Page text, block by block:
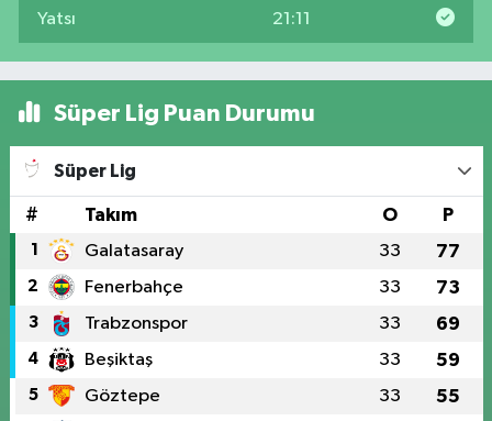
Yatsı 21:11
Süper Lig Puan Durumu
Süper Lig
# Takım O P
1 Galatasaray 33 77
2 Fenerbahçe 33 73
3 Trabzonspor 33 69
4 Beşiktaş 33 59
5 Göztepe 33 55